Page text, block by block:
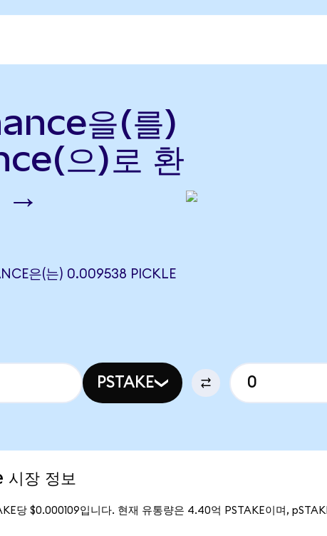
을(를)
으)로 환
→
은(는) 0.009538 PICKLE
PSTAKE
장 정보
당 $0.000109입니다. 현재 유통량은 4.40억 PSTAKE이며,